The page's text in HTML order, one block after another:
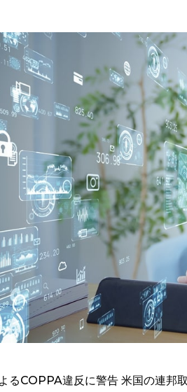
COPPA違反に警告 米国の連邦